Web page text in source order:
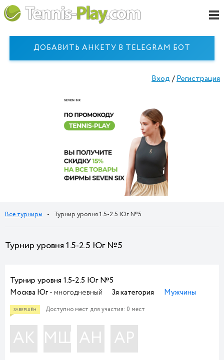
ДОБАВИТЬ АНКЕТУ В TELEGRAM БОТ
Вход /Регистрация
Все турниры - Турнир уровня 1.5-2.5 Юг №5
Турнир уровня 1.5-2.5 Юг №5
Турнир уровня 1.5-2.5 Юг №5
Москва Юг- многодневный 3я категория Мужчины
Доступно мест для участия: 0 мест
АК МШ АН АР